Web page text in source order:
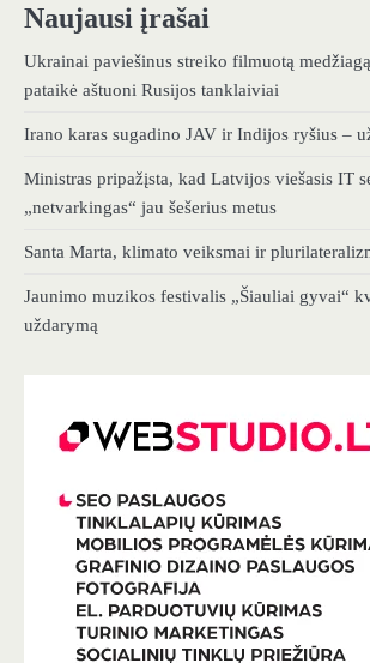
Naujausi įrašai
Ukrainai paviešinus streiko filmuotą
pataikė aštuoni Rusijos tanklaiviai
Irano karas sugadino JAV ir Indijos ryšius –
Ministras pripažįsta, kad Latvijos viešasis IT
„netvarkingas“ jau šešerius metus
Santa Marta, klimato veiksmai ir
Jaunimo muzikos festivalis „Šiauliai gyvai“
uždarymą